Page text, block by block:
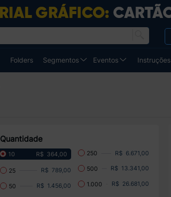
Folders Segmentos Eventos Instruções
Quantidade
10 R$ 364,00
25 R$ 789,00
50 R$ 1.456,00
250 R$ 6.671,00
500 R$ 13.341,00
1.000 R$ 26.681,00